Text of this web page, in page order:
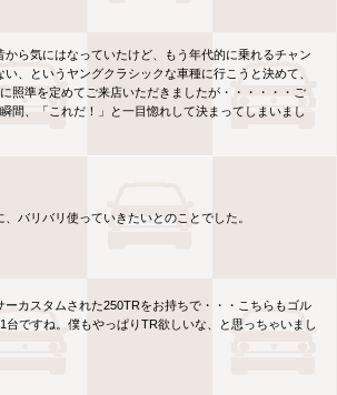
ら気にはなっていたけど、もう年代的に乗れるチャン
、というヤングクラシックな車種に行こうと決めて、
照準を定めてご来店いただきましたが・・・・・・ご
間、「これだ！」と一目惚れして決まってしまいまし
バリバリ使っていきたいとのことでした。
ーカスタムされた250TRをお持ちで・・・こちらもゴル
台ですね。僕もやっぱりTR欲しいな、と思っちゃいまし